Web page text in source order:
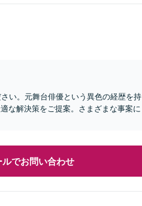
い。元舞台俳優という異色の経歴を持
な解決策をご提案。さまざまな事案に
ルでお問い合わせ